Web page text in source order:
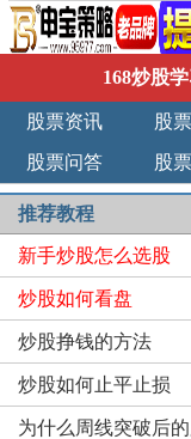
168炒股
股票资讯 股
股票问答
股
推荐教程
新手炒股怎么选股
炒股如何看盘
炒股挣钱的方法
炒股如何止平止损
为什么周线突破后